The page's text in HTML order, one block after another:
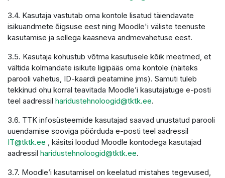
3.4. Kasutaja vastutab oma kontole lisatud täiendavate
isikuandmete õigsuse eest ning Moodle'i väliste teenuste
kasutamise ja sellega kaasneva andmevahetuse eest.
3.5. Kasutaja kohustub võtma kasutusele kõik meetmed, et
vältida kolmandate isikute ligipääs oma kontole (näiteks
parooli vahetus, ID-kaardi peatamine jms). Samuti tuleb
tekkinud ohu korral teavitada Moodle’i kasutajatuge e-posti
teel aadressil haridustehnoloogid@tktk.ee.
3.6. TTK infosüsteemide kasutajad saavad unustatud parooli
uuendamise sooviga pöörduda e-posti teel aadressil
IT@tktk.ee , käsitsi loodud Moodle kontodega kasutajad
aadressil haridustehnoloogid@tktk.ee.
3.7. Moodle’i kasutamisel on keelatud mistahes tegevused,